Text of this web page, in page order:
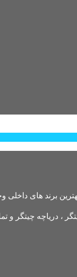
برند های